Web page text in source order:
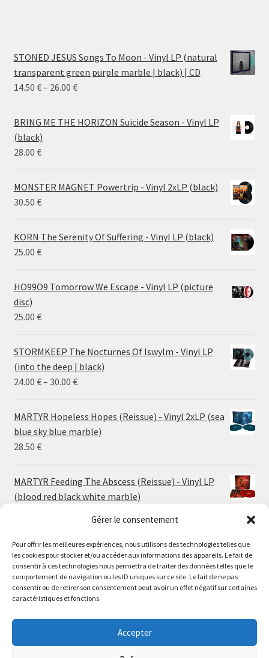
Gérer le consentement
Pour offrir les meilleures expériences, nous utilisons des technologies telles que
les cookies pour stocker et/ou accéder aux informations des appareils. Le fait de
consentir à ces technologies nous permettra de traiter des données telles que le
comportement de navigation ou les ID uniques sur ce site. Le fait de ne pas
consentir ou de retirer son consentement peut avoir un effet négatif sur certaines
caractéristiques et fonctions.
Accepter
Le magasin de Lyon sera fermé du 30 juillet au 17 août
inclus. Les commandes seront expédiées à partir du 18
The physical record shop will be closed from july 30th to
august 17th included. Online orders will start shipping on
STONED JESUS Songs To Moon - Vinyl LP (natural
transparent green purple marble | black) | CD
14.50 €– 26.00 €Price
14.50 €
BRING ME THE HORIZON Suicide Season - Vinyl LP
(black)
28.00 €
MONSTER MAGNET Powertrip - Vinyl 2xLP (black)
30.50 €
KORN The Serenity Of Suffering - Vinyl LP (black)
25.00 €
HO99O9 Tomorrow We Escape - Vinyl LP (picture
disc)
25.00 €
STORMKEEP The Nocturnes Of Iswylm - Vinyl LP
(into the deep | black)
24.00 €– 30.00 €Price
24.00 €
through
30.00 €
MARTYR Hopeless Hopes (Reissue) - Vinyl 2xLP (sea
blue sky blue marble)
28.50 €
MARTYR Feeding The Abscess (Reissue) - Vinyl LP
(blood red black white marble)
MARTYR Warp Zone (Reissue) - Vinyl LP (swamp
green orange marble)
23.00€